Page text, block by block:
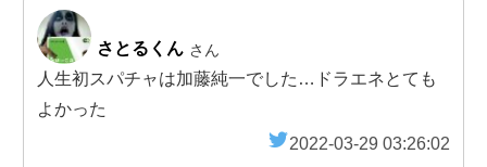
さとるくん さん
人生初スパチャは加藤純一でした…ドラエネとても
よかった
2022-03-29 03:26:02